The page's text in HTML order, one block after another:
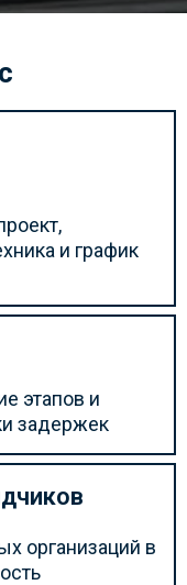
и график
этапов и
задержек
организаций в